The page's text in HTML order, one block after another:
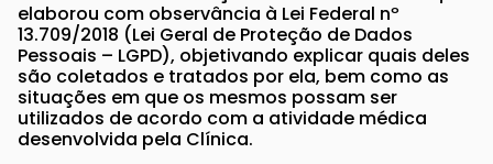
elaborou com observância à Lei Federal nº
13.709/2018 (Lei Geral de Proteção de Dados
Pessoais – LGPD), objetivando explicar quais deles
são coletados e tratados por ela, bem como as
situações em que os mesmos possam ser
utilizados de acordo com a atividade médica
desenvolvida pela Clínica.